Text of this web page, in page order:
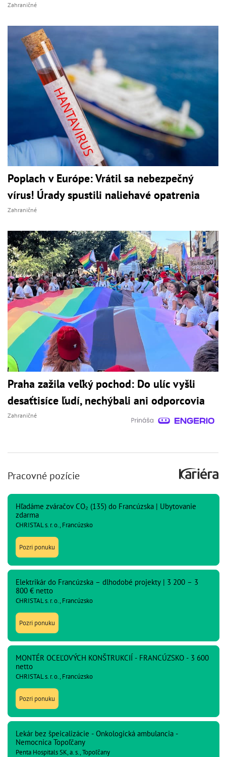
Zahraničné
Poplach v Európe: Vrátil sa nebezpečný
vírus! Úrady spustili naliehavé opatrenia
Zahraničné
Praha zažila veľký pochod: Do ulíc vyšli
desaťtisíce ľudí, nechýbali ani odporcovia
Zahraničné
Pracovné pozície
Hľadáme zváračov CO₂ (135) do Francúzska | Ubytovanie
zdarma
CHRISTAL s. r. o., Francúzsko
Pozri ponuku
Elektrikár do Francúzska – dlhodobé projekty | 3 200 – 3
800 € netto
CHRISTAL s. r. o., Francúzsko
Pozri ponuku
MONTÉR OCEĽOVÝCH KONŠTRUKCIÍ - FRANCÚZSKO - 3 600
netto
CHRISTAL s. r. o., Francúzsko
Pozri ponuku
Lekár bez špeicalizácie - Onkologická ambulancia -
Nemocnica Topoľčany
Penta Hospitals SK, a. s., Topoľčany